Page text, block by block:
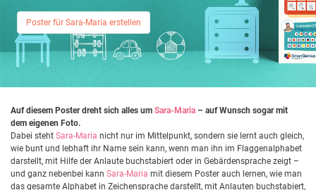
Poster für Sara-Maria erstellen
Auf diesem Poster dreht sich alles um Sara-Maria – auf Wunsch sogar mit
dem eigenen Foto.
Dabei steht Sara-Maria nicht nur im Mittelpunkt, sondern sie lernt auch gleich,
wie bunt und lebhaft ihr Name sein kann, wenn man ihn im Flaggenalphabet
darstellt, mit Hilfe der Anlaute buchstabiert oder in Gebärdensprache zeigt –
und ganz nebenbei kann Sara-Maria mit diesem Poster auch lernen, wie man
das gesamte Alphabet in Zeichensprache darstellt, mit Anlauten buchstabiert,